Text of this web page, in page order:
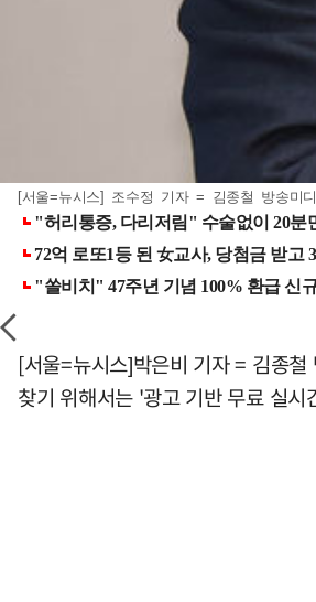
[서울=뉴시스] 조수정 기자 = 김종철 방송미
[서울=뉴시스]박은비 기자 = 김종
찾기 위해서는 '광고 기반 무료 실